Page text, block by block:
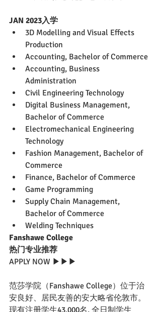
JAN 2023入学
3D Modelling and Visual Effects
Production
Accounting, Bachelor of Commerce
Accounting, Business
Administration
Civil Engineering Technology
Digital Business Management,
Bachelor of Commerce
Electromechanical Engineering
Technology
Fashion Management, Bachelor of
Commerce
Finance, Bachelor of Commerce
Game Programming
Supply Chain Management,
Bachelor of Commerce
Welding Techniques
Fanshawe College
热门专业推荐
APPLY NOW ▶▶▶
范莎学院（Fanshawe College）位于治
安良好、居民友善的安大略省伦敦市。